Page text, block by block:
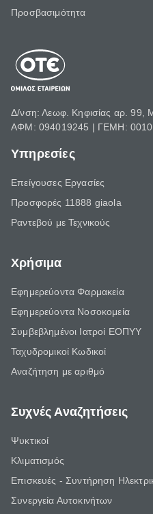
Προσβασιμότητα
Δ/νση: Λεωφ. Κηφισίας αρ. 99,
ΑΦΜ: 094019245 | ΓΕΜΗ:
Υπηρεσίες
Επείγουσες Εργασίες
Προσφορές 11888 giaola
Ραντεβού με Τεχνικούς
Χρήσιμα
Εφημερεύοντα Φαρμακεία
Εφημερεύοντα Νοσοκομεία
Συμβεβλημένοι Ιατροί ΕΟΠΥΥ
Ταχυδρομικοί Κωδικοί
Αναζήτηση με αριθμό
Συχνές Αναζητήσεις
Ψυκτικοί
Κλιματισμός
Επισκευές - Συντήρηση
Συνεργεία Αυτοκινήτων